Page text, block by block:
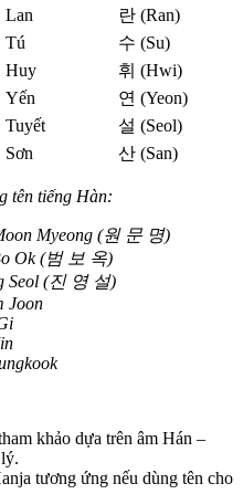
Lan
란 (Ran)
Tú
수 (Su)
Huy
휘 (Hwi)
Yến
연 (Yeon)
Tuyết
설 (Seol)
Sơn 산 (San)
tên tiếng Hàn:
Myeong (원 문 명)
Ok (범 보 옥)
Seol (진 영 설)
Joon
khảo dựa trên âm Hán –
tương ứng nếu dùng tên cho